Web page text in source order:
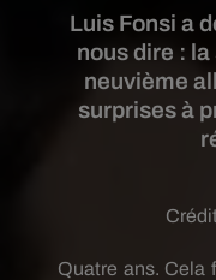
Luis Fonsi a
nous dire :
neuvième
surprises à
Quatre ans. Cela